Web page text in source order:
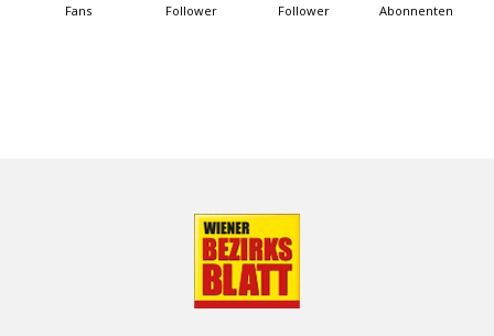
Fans Follower Follower Abonnenten